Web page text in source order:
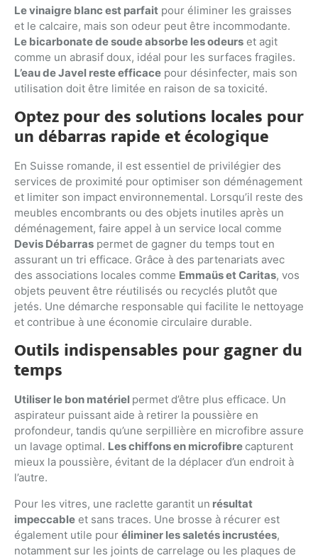
Le vinaigre blanc est parfait pour éliminer les graisses
et le calcaire, mais son odeur peut être incommodante.
Le bicarbonate de soude absorbe les odeurs et agit
comme un abrasif doux, idéal pour les surfaces fragiles.
L’eau de Javel reste efficace pour désinfecter, mais son
utilisation doit être limitée en raison de sa toxicité.
Optez pour des solutions locales pour
un débarras rapide et écologique
En Suisse romande, il est essentiel de privilégier des
services de proximité pour optimiser son déménagement
et limiter son impact environnemental. Lorsqu’il reste des
meubles encombrants ou des objets inutiles après un
déménagement, faire appel à un service local comme
Devis Débarras permet de gagner du temps tout en
assurant un tri efficace. Grâce à des partenariats avec
des associations locales comme Emmaüs et Caritas, vos
objets peuvent être réutilisés ou recyclés plutôt que
jetés. Une démarche responsable qui facilite le nettoyage
et contribue à une économie circulaire durable.
Outils indispensables pour gagner du
temps
Utiliser le bon matériel permet d’être plus efficace. Un
aspirateur puissant aide à retirer la poussière en
profondeur, tandis qu’une serpillière en microfibre assure
un lavage optimal. Les chiffons en microfibrecapturent
mieux la poussière, évitant de la déplacer d’un endroit à
l’autre.
Pour les vitres, une raclette garantit un résultat
impeccable et sans traces. Une brosse à récurer est
également utile pour éliminer les saletés incrustées,
notamment sur les joints de carrelage ou les plaques de